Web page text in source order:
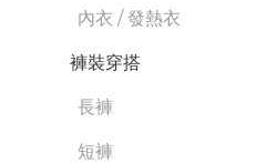
內衣 / 發熱衣
褲裝穿搭
長褲
短褲